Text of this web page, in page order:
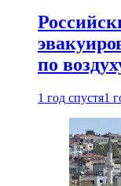
по
1 год спустя1